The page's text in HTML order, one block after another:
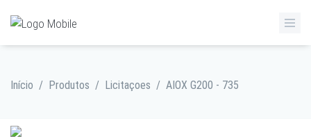
Início / Produtos / Licitaçoes / AIOX G200 - 735